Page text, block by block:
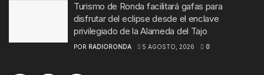
Turismo de Ronda facilitará gafas para
disfrutar del eclipse desde el enclave
privilegiado de la Alameda del Tajo
POR RADIORONDA 5 AGOSTO, 2026 0